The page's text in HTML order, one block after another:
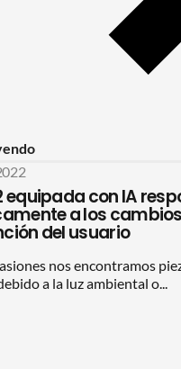
equipada con IA
a los
del usuario
nos encontramos
a la luz ambiental o...